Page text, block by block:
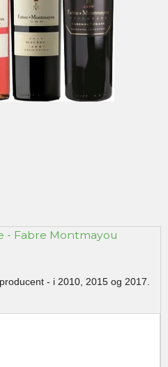
- Fabre Montmayou
- i 2010, 2015 og 2017.